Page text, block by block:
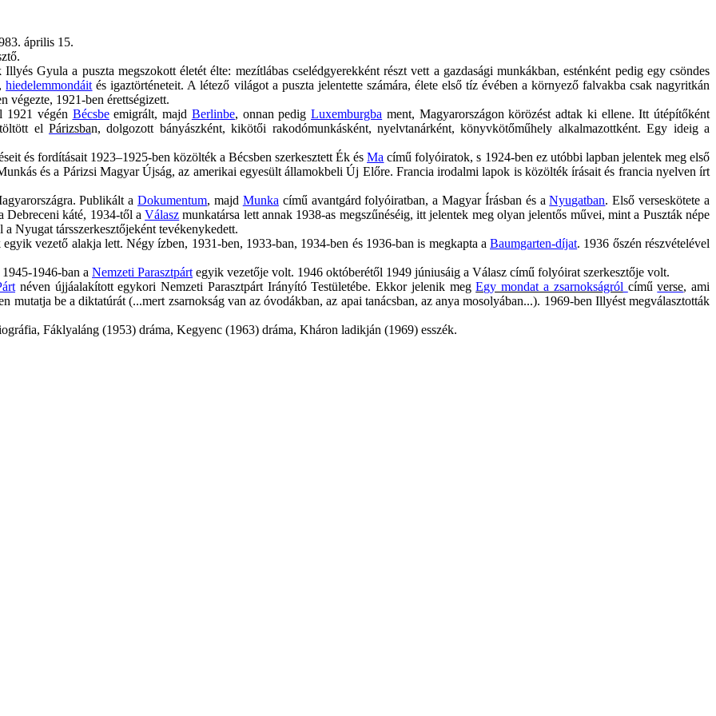
április 15.
Gyula a puszta megszokott életét élte: mezítlábas cselédgyerekként részt vett a gazdasági munkákban, esténként pedig egy csöndes
,hiedelemmondáit és igaztörténeteit. A létező világot a puszta jelentette számára, élete első tíz évében a környező falvakba csak nagyritkán
1921-ben érettségizett.
1921 végén Bécsbeemigrált, majd Berlinbe, onnan pedigLuxemburgba ment, Magyarországon körözést adtak ki ellene. Itt útépítőként
el Párizsban, dolgozott bányászként, kikötői rakodómunkásként, nyelvtanárként,könyvkötőműhely alkalmazottként. Egy ideig a
és fordításait 1923–1925-ben közölték a Bécsben szerkesztett Ék ésMa című folyóiratok, s 1924-ben ez utóbbi lapban jelentek meg első
és a Párizsi Magyar Újság, az amerikai egyesült államokbeli Új Előre. Francia irodalmi lapok is közölték írásait és francia nyelven írt
Publikált aDokumentum, majd Munka című avantgárd folyóiratban, a Magyar Írásban és aNyugatban. Első verseskötete a
Debreceni káté, 1934-től aVálasz munkatársa lett annak 1938-as megszűnéséig, itt jelentek meg olyan jelentős művei, mint a Puszták népe
Nyugat társszerkesztőjeként tevékenykedett.
vezető alakja lett. Négy ízben, 1931-ben, 1933-ban, 1934-ben és 1936-ban is megkapta aBaumgarten-díjat. 1936 őszén részvételével
1946-ban a Nemzeti Parasztpárt egyik vezetője volt. 1946 októberétől 1949 júniusáig a Válasz című folyóirat szerkesztője volt.
néven újjáalakított egykori Nemzeti Parasztpárt Irányító Testületébe. Ekkor jelenik megEgy mondat a zsarnokságról címűverse, ami
mutatja be a diktatúrát (...mert zsarnokság van az óvodákban, az apai tanácsban, az anya mosolyában...). 1969-ben Illyést megválasztották
Fáklyaláng (1953) dráma, Kegyenc (1963) dráma, Kháron ladikján (1969) esszék.